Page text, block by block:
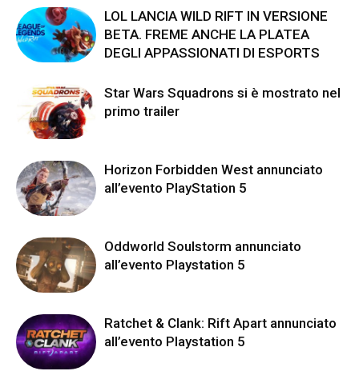
LOL LANCIA WILD RIFT IN VERSIONE
BETA. FREME ANCHE LA PLATEA
DEGLI APPASSIONATI DI ESPORTS
Star Wars Squadrons si è mostrato nel
primo trailer
Horizon Forbidden West annunciato
all’evento PlayStation 5
Oddworld Soulstorm annunciato
all’evento Playstation 5
Ratchet & Clank: Rift Apart annunciato
all’evento Playstation 5